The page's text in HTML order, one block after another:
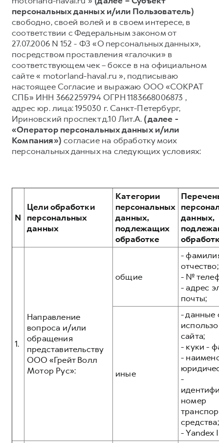
DARGO DARGO X
от 3 499 000 ₽
F7
от 2 899 000 ₽
F7X
от 3 599 000 ₽
от 3 449 000 ₽
Тест-драйв
Трейд-ин
КРЕДИТ И СТРАХОВАНИЕ
Кредитный калькулятор
Страхование
Кредит
КОРПОРАТИВНЫМ КЛИЕНТАМ
Для малого бизнеса
Крупным корпоративным клиентам
Система управления автопарком
Сервис для корпоративных клиентов
Коллекция Базовая
Коллекция Детская
СЕРВИСНОЕ ОБСЛУЖИВАНИЕ
Нулевое ТО
Программа «Помощь на дороге»
Регламенты технического обслуживания
Электронный ПТС
ПОДДЕРЖКА
GWM Безопасность
Гарантия HAVAL
Мобильное приложение GWM
Руководства по эксплуатации
Подписки
АКСЕССУАРЫ HAVAL
О дилере
Наша команда
Контакты
персональных данных и/или Пользователь)
свободно, своей волей и в своем интересе, в
соответствии с Федеральным законом от
27.07.2006 N 152 - ФЗ «О персональных данных»,
посредством проставления «галочки» в
соответствующем чек – боксе в на официальном
сайте « motorland-haval.ru », подписываю
настоящее Согласие и выражаю ООО «СОКРАТ
СПБ» ИНН 3662259794 ОГРН 1183668006873 ,
адрес юр. лица: 195030 г. Санкт-Петербург,
Ириновский проспект д.10 Лит.А. (далее -
«Оператор персональных данных и/или
Компания») согласие на обработку моих
персональных данных на следующих условиях:
N
Цели обработки
персональных
данных
Категории
персональных
данных,
подлежащих
обработке
данных,
1.
Направление
вопроса и/или
обращения
представительству
ООО «Грейт Волл
Мотор Рус»:
общие
-
отчество;
- №
- адрес
почты;
иные
- данные
сайта;
- куки -
-
-
номер
средства;
- Yandex